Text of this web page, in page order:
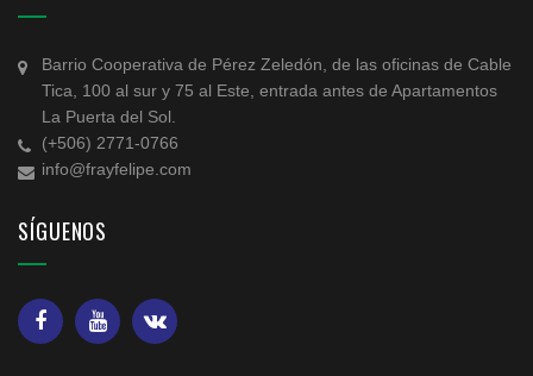
Barrio Cooperativa de Pérez Zeledón, de las oficinas de Cable
Tica, 100 al sur y 75 al Este, entrada antes de Apartamentos
La Puerta del Sol.
(+506) 2771-0766
info@frayfelipe.com
SÍGUENOS